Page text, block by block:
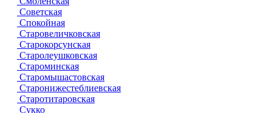
Советская
Спокойная
Старовеличковская
Старокорсунская
Старолеушковская
Староминская
Старомышастовская
Старонижестеблиевская
Старотитаровская
Сукко